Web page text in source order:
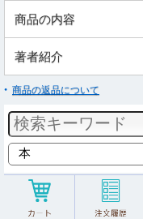
商品の内容
著者紹介
商品の返品について